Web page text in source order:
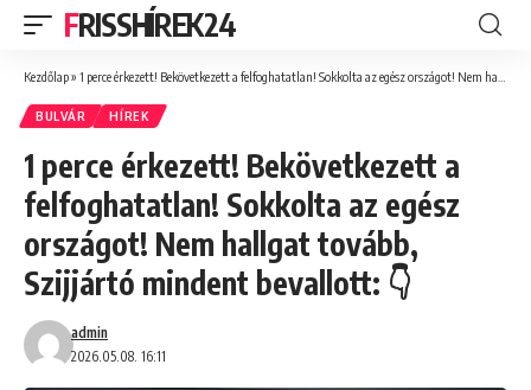
FRISSHÍREK24
Kezdőlap» 1 perce érkezett! Bekövetkezett a felfoghatatlan! Sokkolta az egész országot! Nem hallgat tovább, Szijjártó mindent bevallott: 👇
BULVÁR HÍREK
1 perce érkezett! Bekövetkezett a
felfoghatatlan! Sokkolta az egész
országot! Nem hallgat tovább,
Szijjártó mindent bevallott: 👇
2026.05.08. 16:11
admin